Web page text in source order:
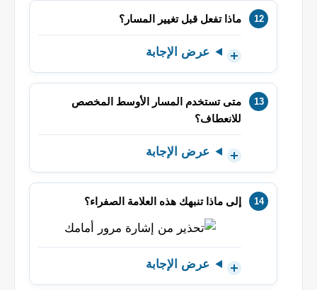
ماذا تفعل قبل تغيير المسار؟
عرض الإجابة
متى تستخدم المسار الأوسط المخصص
للانعطاف؟
عرض الإجابة
إلى ماذا تنبهك هذه العلامة الصفراء؟
عرض الإجابة